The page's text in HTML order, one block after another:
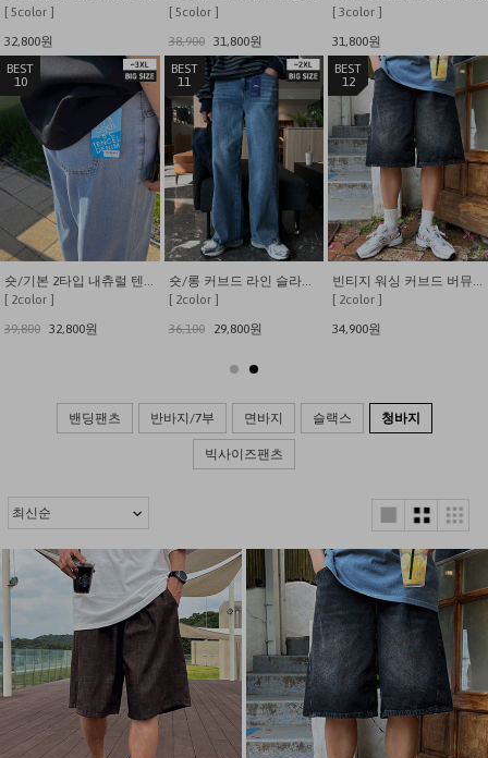
빈티지 워싱 커브드 버뮤다 데님 팬츠
[ 3color ]
39,800
[ 3color ]
38,000
23,800원
[ 3color ]
42,000
4
6color YKK지퍼 히든밴딩 워싱스판 데님팬츠
[ 6color ]
35,800원
5
시원한 린넨 데님 밴딩 와이드 팬츠
[ 4color ]
34,000원
6
[ 2color ]
36,800
밴딩팬츠 반바지/7부 면바지 슬랙스 청바지
빅사이즈팬츠